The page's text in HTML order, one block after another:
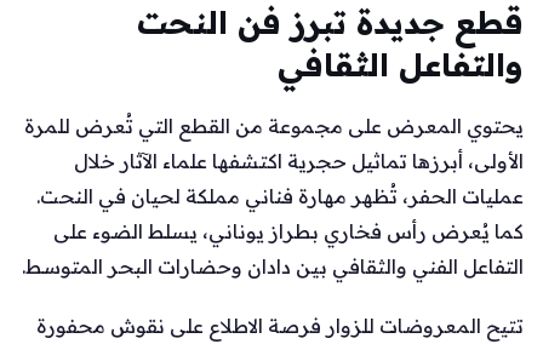
قطع جديدة تبرز فن النحت
والتفاعل الثقافي
يحتوي المعرض على مجموعة من القطع التي تُعرض للمرة
الأولى، أبرزها تماثيل حجرية اكتشفها علماء الآثار خلال
عمليات الحفر، تُظهر مهارة فناني مملكة لحيان في النحت.
كما يُعرض رأس فخاري بطراز يوناني، يسلط الضوء على
التفاعل الفني والثقافي بين دادان وحضارات البحر المتوسط.
تتيح المعروضات للزوار فرصة الاطلاع على نقوش محفورة